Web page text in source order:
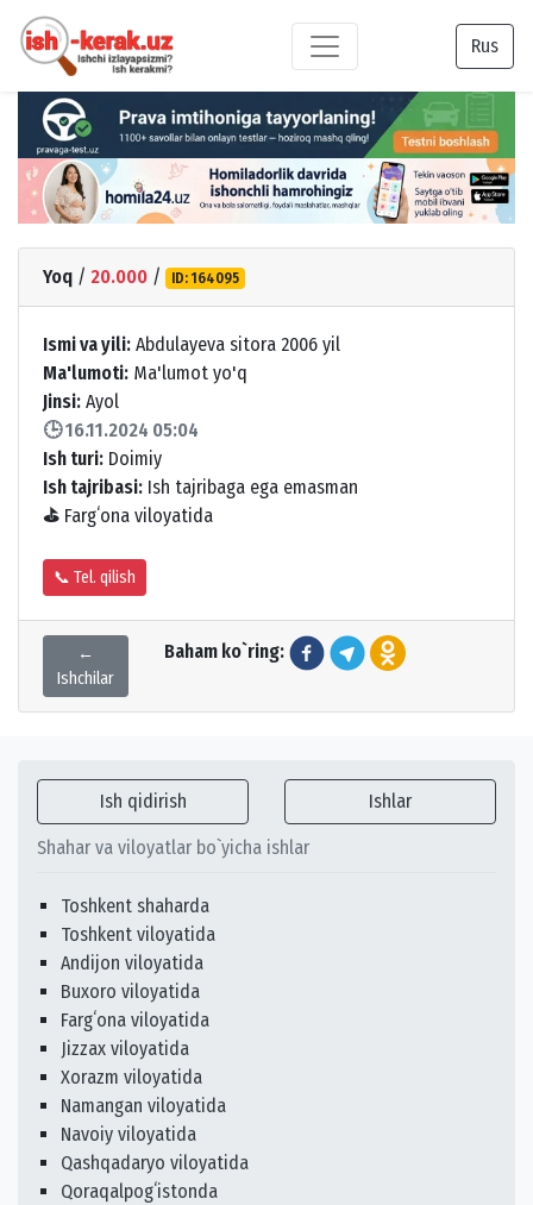
Rus
Yoq / 20.000 / ID: 164095
Ismi va yili: Abdulayeva sitora 2006 yil
Ma'lumoti: Ma'lumot yo'q
Jinsi: Ayol
🕒 16.11.2024 05:04
Ish turi: Doimiy
Ish tajribasi: Ish tajribaga ega emasman
⛳ Fargʻona viloyatida
📞 Tel. qilish
←
Ishchilar
Baham ko`ring:
Ish qidirish Ishlar
Shahar va viloyatlar bo`yicha ishlar
Toshkent shaharda
Toshkent viloyatida
Andijon viloyatida
Buxoro viloyatida
Fargʻona viloyatida
Jizzax viloyatida
Xorazm viloyatida
Namangan viloyatida
Navoiy viloyatida
Qashqadaryo viloyatida
Qoraqalpogʻistonda